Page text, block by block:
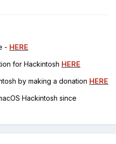
- HERE
for Hackintosh HERE
by making a donation HERE
Hackintosh since